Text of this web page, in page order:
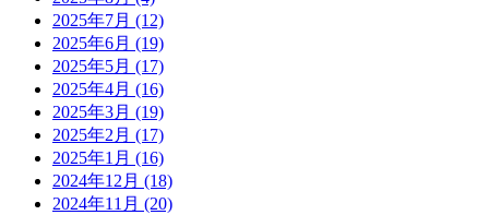
2025年7月 (12)
2025年6月 (19)
2025年5月 (17)
2025年4月 (16)
2025年3月 (19)
2025年2月 (17)
2025年1月 (16)
2024年12月 (18)
2024年11月 (20)